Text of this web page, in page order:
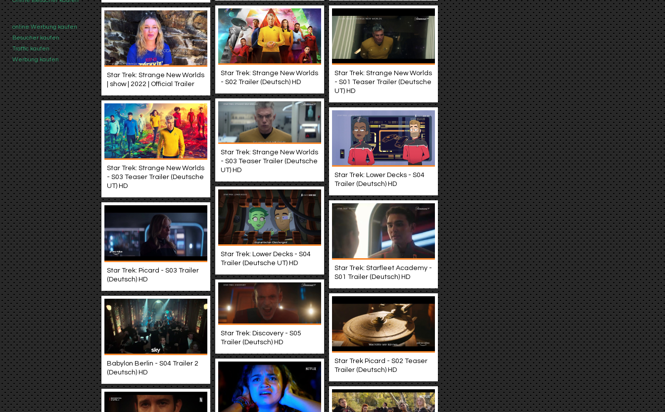
online Werbung kaufen
Besucher kaufen
Traffic kaufen
Werbung kaufen
Star Trek: Strange New Worlds
- S02 Trailer (Deutsch) HD
Star Trek: Strange New Worlds
- S01 Teaser Trailer (Deutsche
UT) HD
Star Trek: Strange New Worlds
| show | 2022 | Official Trailer
Star Trek: Strange New Worlds
- S03 Teaser Trailer (Deutsche
UT) HD
Star Trek: Strange New Worlds
- S03 Teaser Trailer (Deutsche
UT) HD
Star Trek: Lower Decks - S04
Trailer (Deutsch) HD
Star Trek: Lower Decks - S04
Trailer (Deutsche UT) HD
Star Trek: Starfleet Academy -
S01 Trailer (Deutsch) HD
Star Trek: Picard - S03 Trailer
(Deutsch) HD
Star Trek: Discovery - S05
Trailer (Deutsch) HD
Star Trek Picard - S02 Teaser
Trailer (Deutsch) HD
Babylon Berlin - S04 Trailer 2
(Deutsch) HD